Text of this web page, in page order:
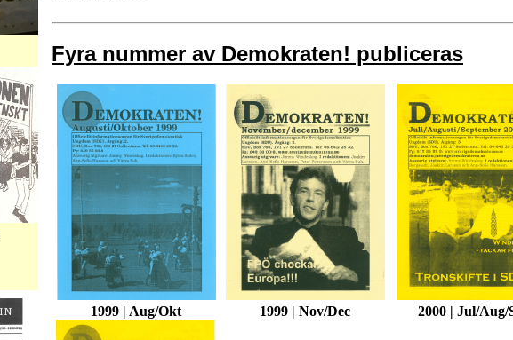
Fyra nummer av Demokraten! publiceras
1999 | Aug/Okt 1999 | Nov/Dec 2000 | Jul/Aug/